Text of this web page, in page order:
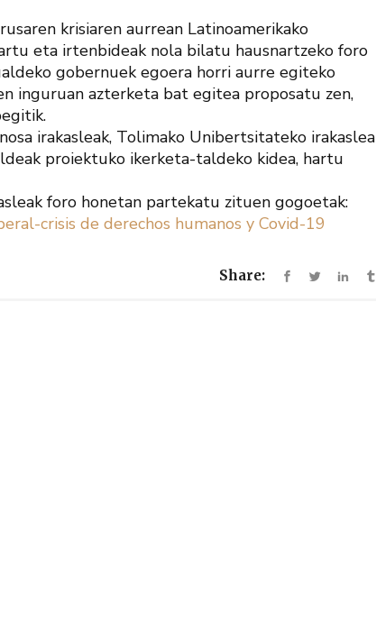
krisiaren aurrean Latinoamerikako
eta irtenbideak nola bilatu hausnartzeko foro
gobernuek egoera horri aurre egiteko
inguruan azterketa bat egitea proposatu zen,
irakasleak, Tolimako Unibertsitateko irakaslea
proiektuko ikerketa-taldeko kidea, hartu
foro honetan partekatu zituen gogoetak:
crisis de derechos humanos y Covid-19
Share: